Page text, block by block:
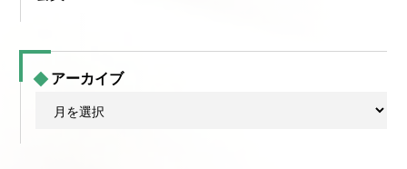
アーカイブ